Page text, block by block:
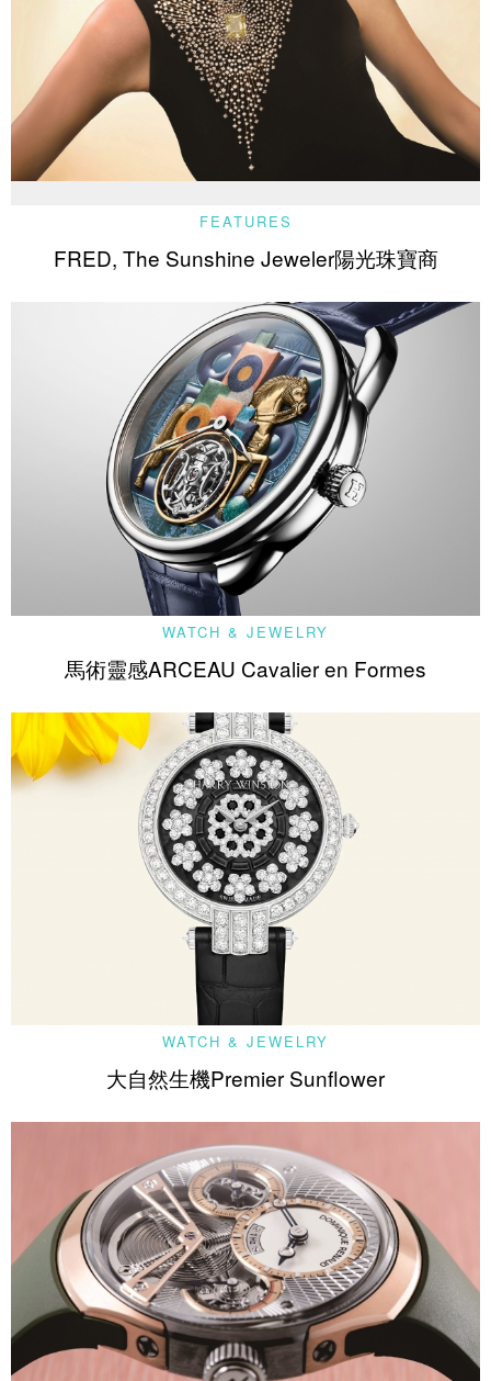
FEATURES
FRED, The Sunshine Jeweler陽光珠寶商
WATCH & JEWELRY
馬術靈感ARCEAU Cavalier en Formes
WATCH & JEWELRY
大自然生機Premier Sunflower